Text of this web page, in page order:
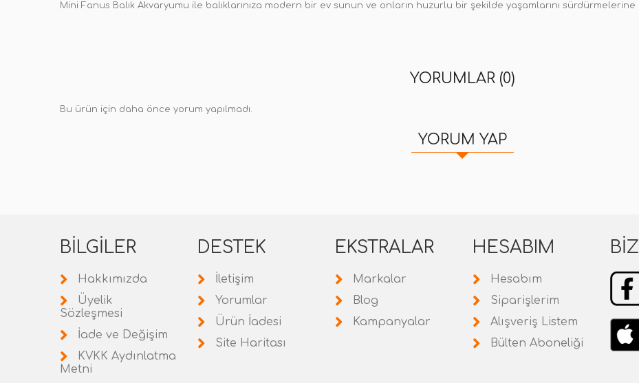
Mini Fanus Balık Akvaryumu ile balıklarınıza modern bir ev sunun ve onların huzurlu bir şekilde yaşamlarını sürdürmelerine
YORUMLAR (0)
Bu ürün için daha önce yorum yapılmadı.
YORUM YAP
BILGILER
Hakkımızda
Üyelik
Sözleşmesi
İade ve Değişim
KVKK Aydınlatma
Metni
DESTEK
İletişim
Yorumlar
Ürün İadesi
Site Haritası
EKSTRALAR
Markalar
Blog
Kampanyalar
HESABIM
Hesabım
Siparişlerim
Alışveriş Listem
Bülten Aboneliği